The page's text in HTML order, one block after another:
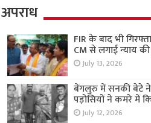
अपराध
FIR के बाद भी
CM से लगाई न्याय
July 13, 2026
बेंगलुरु में सनकी बेटे ने
पड़ोसियों ने कमरे में
July 12, 2026